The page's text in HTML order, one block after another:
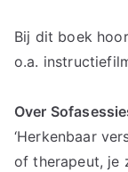
Bij dit boek
o.a.
Over
‘Herkenbaar
of therapeut, je